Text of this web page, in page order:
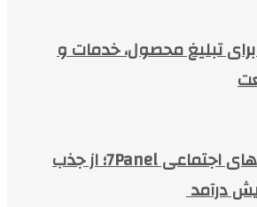
تبلیغ محصول، خدمات و
خدمات شبکه‌های اجتماعی 7Panel؛ از جذب
درآمد